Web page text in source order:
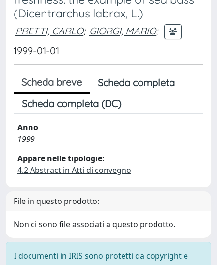
(Dicentrarchus labrax, L.)
PRETTI, CARLO; GIORGI, MARIO;
1999-01-01
Scheda breve
Scheda completa
Scheda completa (DC)
Anno
1999
Appare nelle tipologie:
4.2 Abstract in Atti di convegno
File in questo prodotto:
Non ci sono file associati a questo prodotto.
I documenti in IRIS sono protetti da copyright e